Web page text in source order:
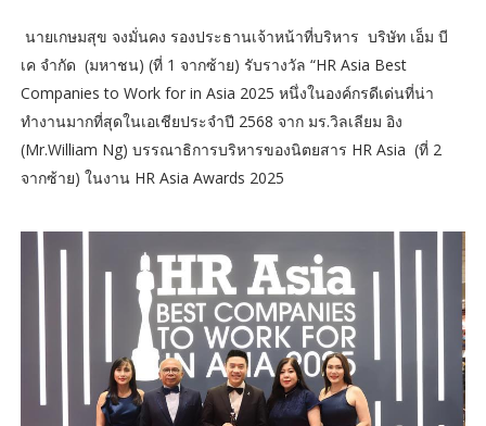
นายเกษมสุข จงมั่นคง รองประธานเจ้าหน้าที่บริหาร บริษัท เอ็ม บี
เค จำกัด (มหาชน) (ที่ 1 จากซ้าย) รับรางวัล “HR Asia Best
Companies to Work for in Asia 2025 หนึ่งในองค์กรดีเด่นที่น่า
ทำงานมากที่สุดในเอเชียประจำปี 2568 จาก มร.วิลเลียม อิง
(Mr.William Ng) บรรณาธิการบริหารของนิตยสาร HR Asia (ที่ 2
จากซ้าย) ในงาน HR Asia Awards 2025